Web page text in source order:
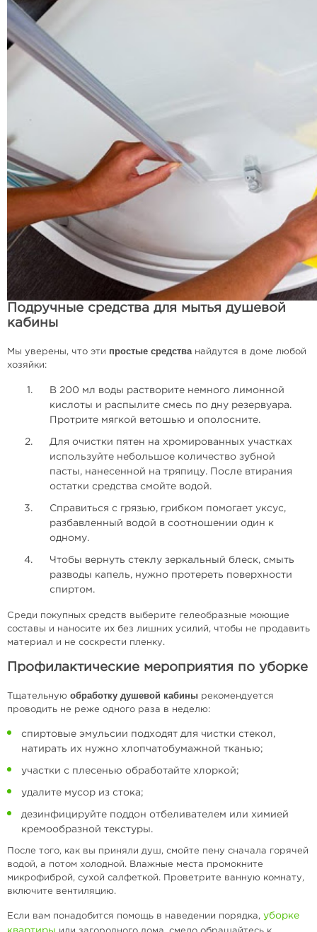
Подручные средства для мытья душевой
кабины
Мы уверены, что эти простые средства найдутся в доме любой
хозяйки:
В 200 мл воды растворите немного лимонной
кислоты и распылите смесь по дну резервуара.
Протрите мягкой ветошью и ополосните.
Для очистки пятен на хромированных участках
используйте небольшое количество зубной
пасты, нанесенной на тряпицу. После втирания
остатки средства смойте водой.
Справиться с грязью, грибком помогает уксус,
разбавленный водой в соотношении один к
одному.
Чтобы вернуть стеклу зеркальный блеск, смыть
разводы капель, нужно протереть поверхности
спиртом.
Среди покупных средств выберите гелеобразные моющие
составы и наносите их без лишних усилий, чтобы не продавить
материал и не соскрести пленку.
Профилактические мероприятия по уборке
Тщательную обработку душевой кабины рекомендуется
проводить не реже одного раза в неделю:
спиртовые эмульсии подходят для чистки стекол,
натирать их нужно хлопчатобумажной тканью;
участки с плесенью обработайте хлоркой;
удалите мусор из стока;
дезинфицируйте поддон отбеливателем или химией
кремообразной текстуры.
После того, как вы приняли душ, смойте пену сначала горячей
водой, а потом холодной. Влажные места промокните
микрофиброй, сухой салфеткой. Проветрите ванную комнату,
включите вентиляцию.
Если вам понадобится помощь в наведении порядка, уборке